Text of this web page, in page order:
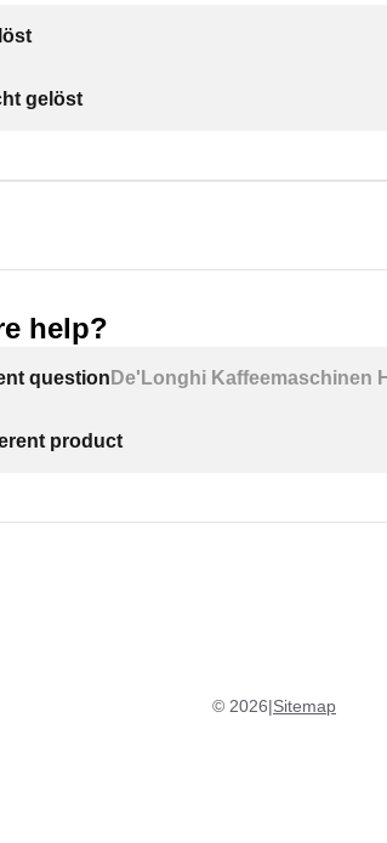
gelöst
help?
question De'Longhi Kaffeemaschinen
product
© 2026|Sitemap